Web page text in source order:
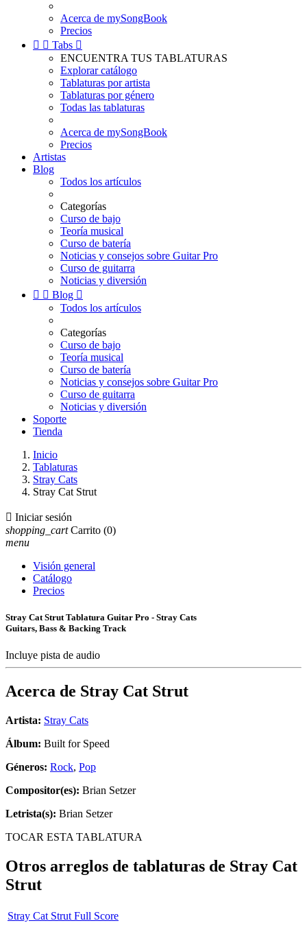
Acerca de mySongBook
Precios
  Tabs 
ENCUENTRA TUS TABLATURAS
Explorar catálogo
Tablaturas por artista
Tablaturas por género
Todas las tablaturas
Acerca de mySongBook
Precios
Artistas
Blog
Todos los artículos
Categorías
Curso de bajo
Teoría musical
Curso de batería
Noticias y consejos sobre Guitar Pro
Curso de guitarra
Noticias y diversión
  Blog 
Todos los artículos
Categorías
Curso de bajo
Teoría musical
Curso de batería
Noticias y consejos sobre Guitar Pro
Curso de guitarra
Noticias y diversión
Soporte
Tienda
Inicio
Tablaturas
Stray Cats
Stray Cat Strut
 Iniciar sesión
shopping_cart Carrito (0)
menu
Visión general
Catálogo
Precios
Stray Cat Strut Tablatura Guitar Pro - Stray Cats
Guitars, Bass & Backing Track
Incluye pista de audio
Acerca de Stray Cat Strut
Artista: Stray Cats
Álbum: Built for Speed
Géneros: Rock, Pop
Compositor(es): Brian Setzer
Letrista(s): Brian Setzer
TOCAR ESTA TABLATURA
Otros arreglos de tablaturas de Stray Cat
Strut
Stray Cat Strut Full Score